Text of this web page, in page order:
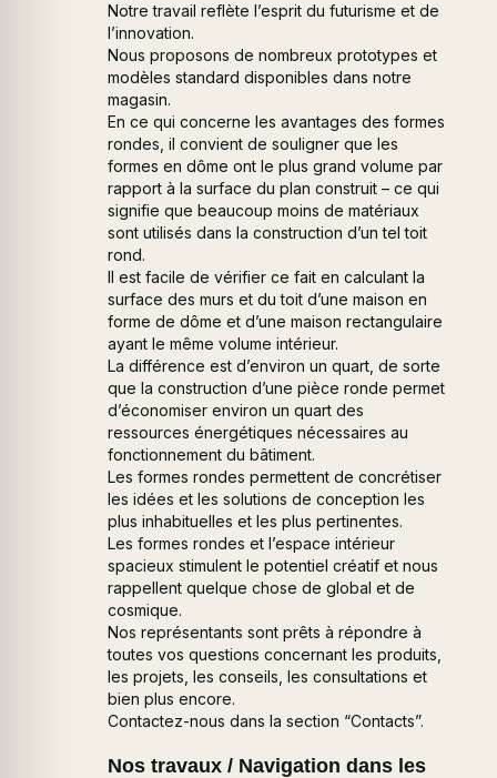
Notre travail reflète l’esprit du futurisme et de
l’innovation.
Nous proposons de nombreux prototypes et
modèles standard disponibles dans notre
magasin.
En ce qui concerne les avantages des formes
rondes, il convient de souligner que les
formes en dôme ont le plus grand volume par
rapport à la surface du plan construit – ce qui
signifie que beaucoup moins de matériaux
sont utilisés dans la construction d’un tel toit
rond.
Il est facile de vérifier ce fait en calculant la
surface des murs et du toit d’une maison en
forme de dôme et d’une maison rectangulaire
ayant le même volume intérieur.
La différence est d’environ un quart, de sorte
que la construction d’une pièce ronde permet
d’économiser environ un quart des
ressources énergétiques nécessaires au
fonctionnement du bâtiment.
Les formes rondes permettent de concrétiser
les idées et les solutions de conception les
plus inhabituelles et les plus pertinentes.
Les formes rondes et l’espace intérieur
spacieux stimulent le potentiel créatif et nous
rappellent quelque chose de global et de
cosmique.
Nos représentants sont prêts à répondre à
toutes vos questions concernant les produits,
les projets, les conseils, les consultations et
bien plus encore.
Contactez-nous dans la section “Contacts”.
Nos travaux / Navigation dans les